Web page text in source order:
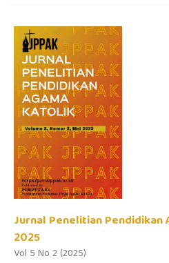
Jurnal Penelitian Pendidikan
2025
Vol 5 No 2 (2025)